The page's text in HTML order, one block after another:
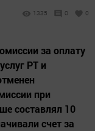
1335 0 0
за оплату
РТ и
при
составлял 10
счет за